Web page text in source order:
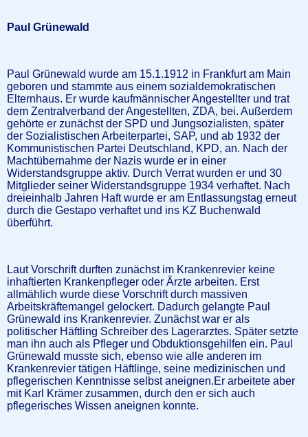
Paul Grünewald
Paul Grünewald wurde am 15.1.1912 in Frankfurt am Main
geboren und stammte aus einem sozialdemokratischen
Elternhaus. Er wurde kaufmännischer Angestellter und trat
dem Zentralverband der Angestellten, ZDA, bei. Außerdem
gehörte er zunächst der SPD und Jungsozialisten, später
der Sozialistischen Arbeiterpartei, SAP, und ab 1932 der
Kommunistischen Partei Deutschland, KPD, an. Nach der
Machtübernahme der Nazis wurde er in einer
Widerstandsgruppe aktiv. Durch Verrat wurden er und 30
Mitglieder seiner Widerstandsgruppe 1934 verhaftet. Nach
dreieinhalb Jahren Haft wurde er am Entlassungstag erneut
durch die Gestapo verhaftet und ins KZ Buchenwald
überführt.
Laut Vorschrift durften zunächst im Krankenrevier keine
inhaftierten Krankenpfleger oder Ärzte arbeiten. Erst
allmählich wurde diese Vorschrift durch massiven
Arbeitskräftemangel gelockert. Dadurch gelangte Paul
Grünewald ins Krankenrevier. Zunächst war er als
politischer Häftling Schreiber des Lagerarztes. Später setzte
man ihn auch als Pfleger und Obduktionsgehilfen ein. Paul
Grünewald musste sich, ebenso wie alle anderen im
Krankenrevier tätigen Häftlinge, seine medizinischen und
pflegerischen Kenntnisse selbst aneignen.Er arbeitete aber
mit Karl Krämer zusammen, durch den er sich auch
pflegerisches Wissen aneignen konnte.